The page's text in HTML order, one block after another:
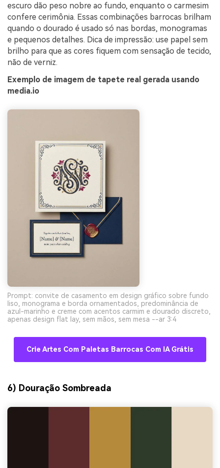
escuro dão peso nobre ao fundo, enquanto o carmesim
confere cerimônia. Essas combinações barrocas brilham
quando o dourado é usado só nas bordas, monogramas
e pequenos detalhes. Dica de impressão: use papel sem
brilho para que as cores fiquem com sensação de tecido,
não de verniz.
Exemplo de imagem de tapete real gerada usando
media.io
Prompt: convite de casamento em design gráfico sobre fundo
liso, monograma e borda ornamentados, predominância de
azul-marinho e creme com acentos carmim e dourado discreto,
apenas design flat lay, sem mãos, sem mesa --ar 3:4
Crie Artes Com Paletas Barrocas Com IA Grátis
6) Douração Sombreada